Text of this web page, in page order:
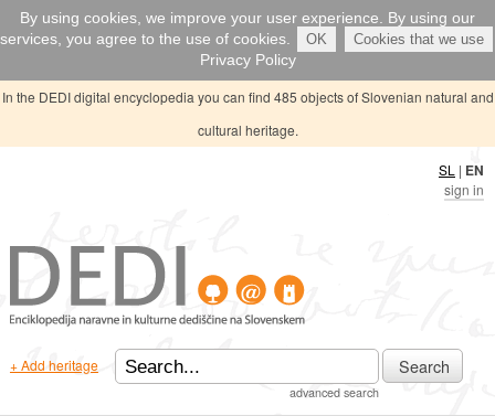
By using cookies, we improve your user experience. By using our
services, you agree to the use of cookies.
OK Cookies that we use
Privacy Policy
In the DEDI digital encyclopedia you can find 485 objects of Slovenian natural and
cultural heritage.
SL | EN
sign in
+ Add heritage
advanced search
Search